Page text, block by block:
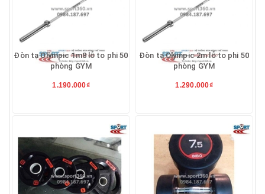
Đòn tạ Olympic 1m8 lỗ to phi 50
phòng GYM
1.190.000₫
Đòn tạ Olympic 2m lỗ to phi 50
phòng GYM
1.290.000₫